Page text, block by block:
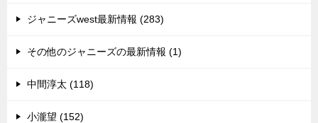
ジャニーズwest最新情報 (283)
その他のジャニーズの最新情報 (1)
中間淳太 (118)
小瀧望 (152)